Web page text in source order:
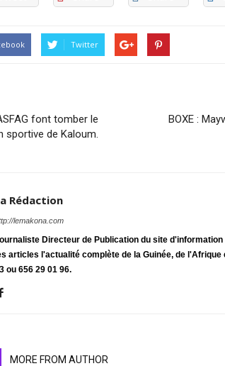
Twitter
font tomber le
sportive de Kaloum.
BOXE :
Rédaction
lemakona.com
Directeur de Publication du site
articles l'actualité complète de la Guinée, de l'Afrique
ou 656 29 01 96.
MORE FROM AUTHOR